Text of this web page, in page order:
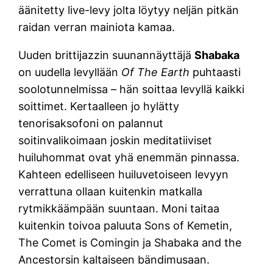
äänitetty live-levy jolta löytyy neljän pitkän
raidan verran mainiota kamaa.
Uuden brittijazzin suunannäyttäjäShabaka
on uudella levyllään Of The Earth puhtaasti
soolotunnelmissa – hän soittaa levyllä kaikki
soittimet. Kertaalleen jo hylätty
tenorisaksofoni on palannut
soitinvalikoimaan joskin meditatiiviset
huiluhommat ovat yhä enemmän pinnassa.
Kahteen edelliseen huiluvetoiseen levyyn
verrattuna ollaan kuitenkin matkalla
rytmikkäämpään suuntaan. Moni taitaa
kuitenkin toivoa paluuta Sons of Kemetin,
The Comet is Comingin ja Shabaka and the
Ancestorsin kaltaiseen bändimusaan.